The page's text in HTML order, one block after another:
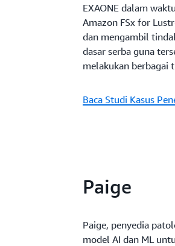
EXAONE dalam
Amazon FSx for
dan mengambil
dasar serba guna
melakukan berbagai
Baca Studi Kasus
Paige
Paige, penyedia
model AI dan ML